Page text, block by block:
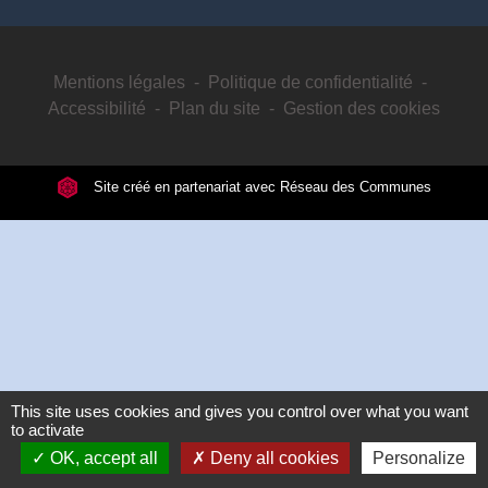
Mentions légales - Politique de confidentialité -
Accessibilité - Plan du site - Gestion des cookies
Site créé en partenariat avec Réseau des Communes
This site uses cookies and gives you control over what you want
to activate
OK, accept all
Deny all cookies Personalize